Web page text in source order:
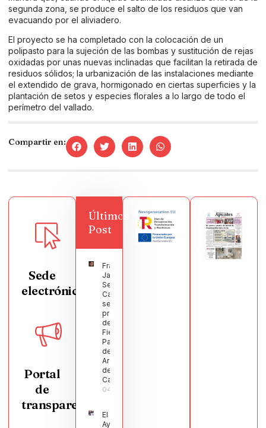
segunda zona, se produce el salto de los residuos que van
evacuando por el aliviadero.
El proyecto se ha completado con la colocación de un
polipasto para la sujeción de las bombas y sustitución de rejas
oxidadas por unas nuevas inclinadas que facilitan la retirada de
residuos sólidos; la urbanización de las instalaciones mediante
el extendido de grava, hormigonado en ciertas superficies y la
plantación de setos y especies florales a lo largo de todo el
perímetro del vallado.
Compartir en:
Sede
electrónica
Portal
de
transparencia
Últimos
Post
Francisco
Javier
Segura
Castellanos
será el
pregonero
de las
Fiestas
Patronales
de
Argamasilla
de
Calatrava
04/08/2026
El
Ayuntamiento